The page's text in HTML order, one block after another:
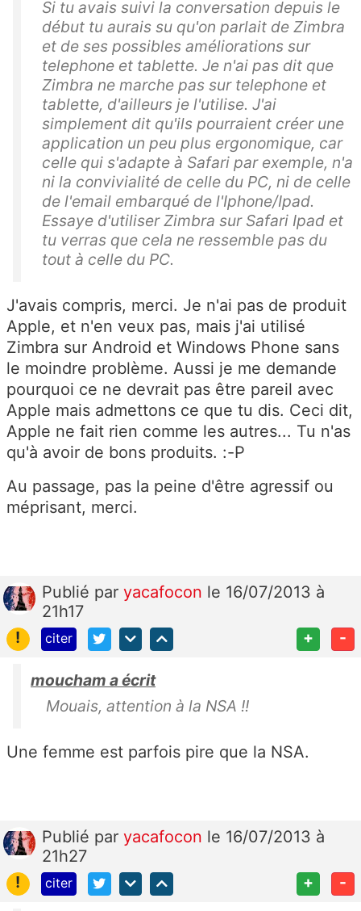
Si tu avais suivi la conversation depuis le
début tu aurais su qu'on parlait de Zimbra
et de ses possibles améliorations sur
telephone et tablette. Je n'ai pas dit que
Zimbra ne marche pas sur telephone et
tablette, d'ailleurs je l'utilise. J'ai
simplement dit qu'ils pourraient créer une
application un peu plus ergonomique, car
celle qui s'adapte à Safari par exemple, n'a
ni la convivialité de celle du PC, ni de celle
de l'email embarqué de l'Iphone/Ipad.
Essaye d'utiliser Zimbra sur Safari Ipad et
tu verras que cela ne ressemble pas du
tout à celle du PC.
J'avais compris, merci. Je n'ai pas de produit
Apple, et n'en veux pas, mais j'ai utilisé
Zimbra sur Android et Windows Phone sans
le moindre problème. Aussi je me demande
pourquoi ce ne devrait pas être pareil avec
Apple mais admettons ce que tu dis. Ceci dit,
Apple ne fait rien comme les autres... Tu n'as
qu'à avoir de bons produits. :-P
Au passage, pas la peine d'être agressif ou
méprisant, merci.
Publié par yacafocon le 16/07/2013 à
21h17
!
citer + -
moucham a écrit
Mouais, attention à la NSA !!
Une femme est parfois pire que la NSA.
Publié par yacafocon le 16/07/2013 à
21h27
!
citer + -